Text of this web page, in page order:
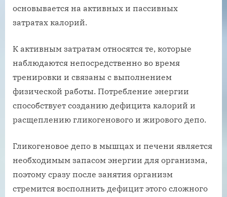
основывается на активных и пассивных
затратах калорий.
К активным затратам относятся те, которые
наблюдаются непосредственно во время
тренировки и связаны с выполнением
физической работы. Потребление энергии
способствует созданию дефицита калорий и
расщеплению гликогенового и жирового депо.
Гликогеновое депо в мышцах и печени является
необходимым запасом энергии для организма,
поэтому сразу после занятия организм
стремится восполнить дефицит этого сложного